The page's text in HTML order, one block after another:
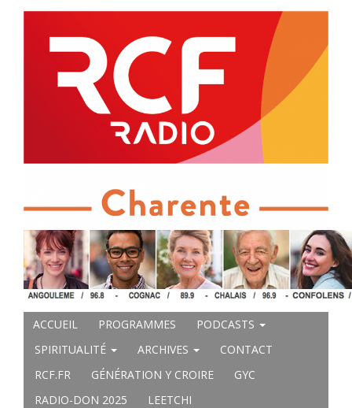
ACCUEIL PROGRAMMES
PODCASTS
SPIRITUALITÉ
ARCHIVES
CONTACT
RCF.FR
GÉNÉRATION Y CROIRE
GYC
RADIO-DON 2025
LEETCHI